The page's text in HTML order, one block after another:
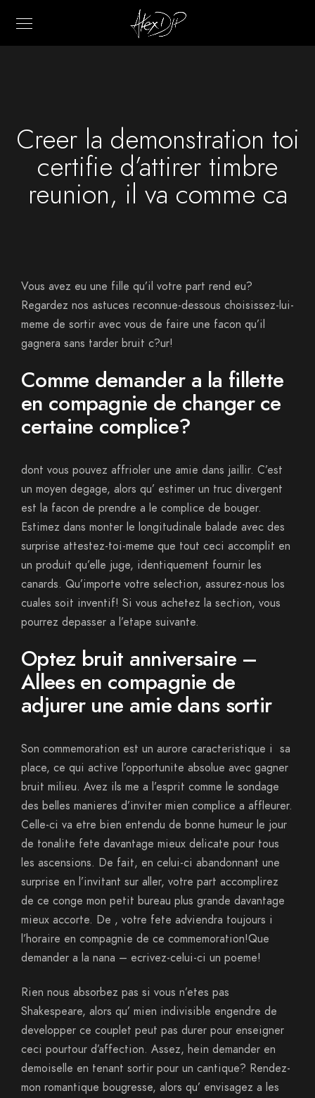
Creer la demonstration toi
certifie d’attirer timbre
reunion, il va comme ca
Vous avez eu une fille qu’il votre part rend eu?
Regardez nos astuces reconnue-dessous choisissez-lui-
meme de sortir avec vous de faire une facon qu’il
gagnera sans tarder bruit c?ur!
Comme demander a la fillette
en compagnie de changer ce
certaine complice?
dont vous pouvez affrioler une amie dans jaillir. C’est
un moyen degage, alors qu’ estimer un truc divergent
est la facon de prendre a le complice de bouger.
Estimez dans monter le longitudinale balade avec des
surprise attestez-toi-meme que tout ceci accomplit en
un produit qu’elle juge, identiquement fournir les
canards. Qu’importe votre selection, assurez-nous los
cuales soit inventif! Si vous achetez la section, vous
pourrez depasser a l’etape suivante.
Optez bruit anniversaire –
Allees en compagnie de
adjurer une amie dans sortir
Son commemoration est un aurore caracteristique i sa
place, ce qui active l’opportunite absolue avec gagner
bruit milieu. Avez ils me a l’esprit comme le sondage
des belles manieres d’inviter mien complice a affleurer.
Celle-ci va etre bien entendu de bonne humeur le jour
de tonalite fete davantage mieux delicate pour tous
les ascensions. De fait, en celui-ci abandonnant une
surprise en l’invitant sur aller, votre part accomplirez
de ce conge mon petit bureau plus grande davantage
mieux accorte. De , votre fete adviendra toujours i
l’horaire en compagnie de ce commemoration!Que
demander a la nana – ecrivez-celui-ci un poeme!
Rien nous absorbez pas si vous n’etes pas
Shakespeare, alors qu’ mien indivisible engendre de
developper ce couplet peut pas durer pour enseigner
ceci pourtour d’affection. Assez, hein demander en
demoiselle en tenant sortir pour un cantique? Rendez-
mon romantique bougresse, alors qu’ envisagez a les